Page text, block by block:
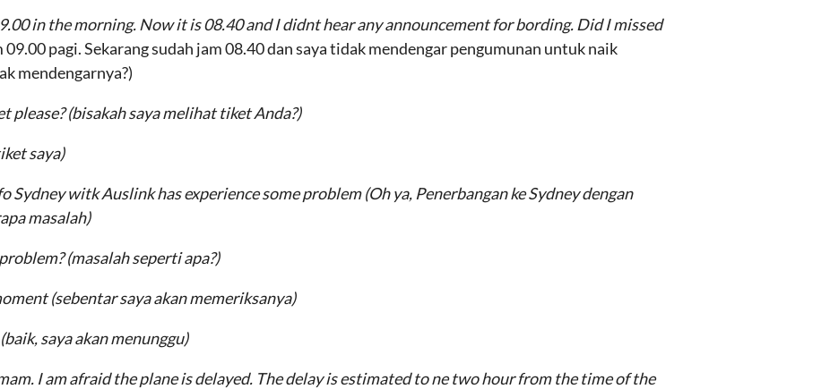
in the morning. Now it is 08.40 and I didnt hear any announcement for bording. Did I missed
pagi. Sekarang sudah jam 08.40 dan saya tidak mendengar pengumunan untuk naik
mendengarnya?)
please?(bisakah saya melihat tiket Anda?)
saya)
Sydney witk Auslink has experience some problem(Oh ya, Penerbangan ke Sydney dengan
masalah)
(masalah seperti apa?)
(sebentar saya akan memeriksanya)
(baik, saya akan menunggu)
I am afraid the plane is delayed. The delay is estimated to ne two hour from the time of the